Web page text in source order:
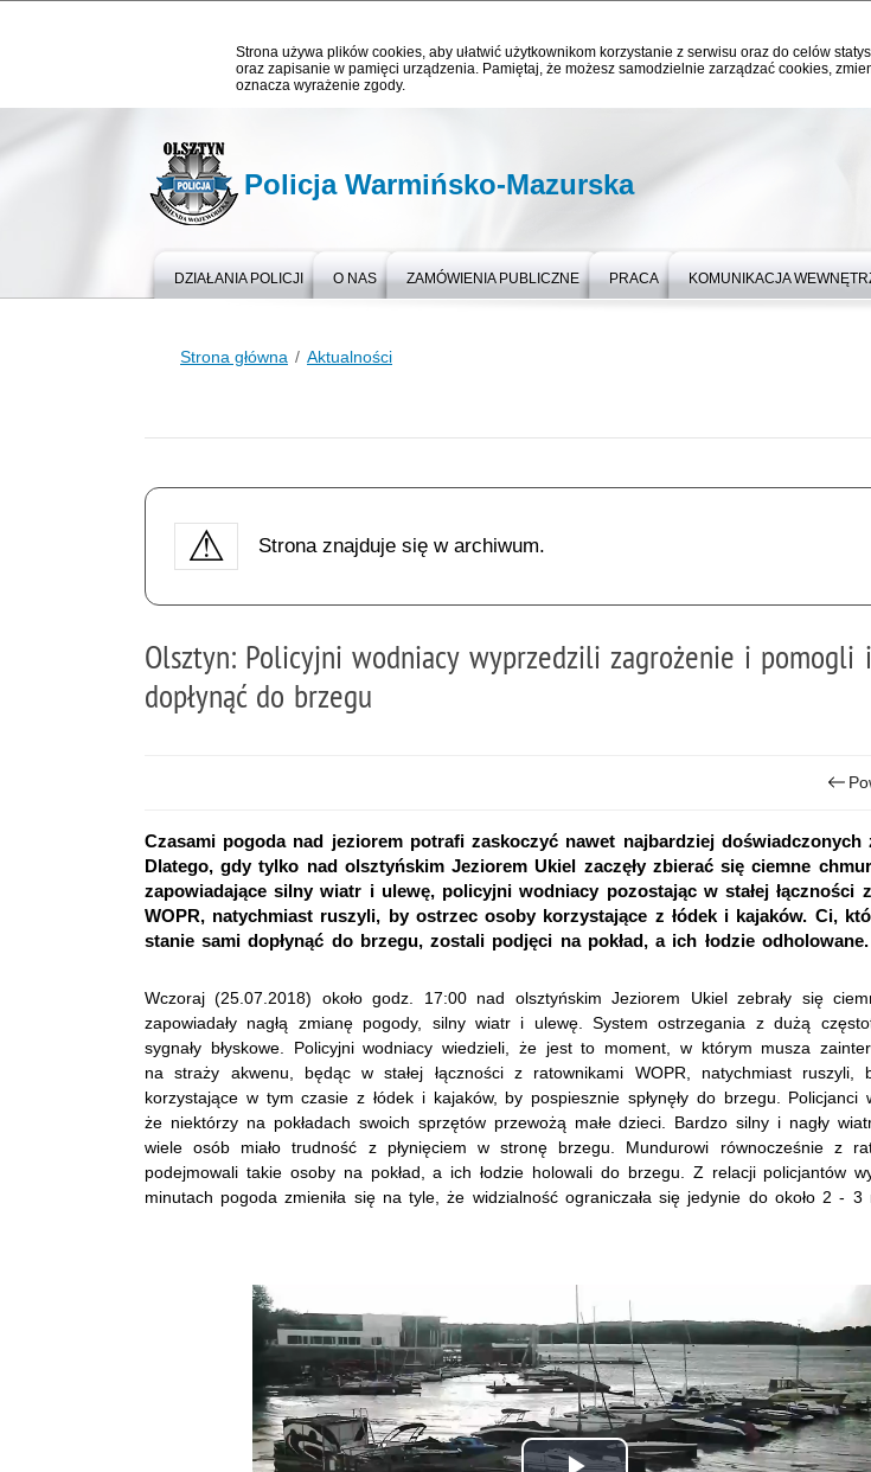
Strona używa plików cookies, aby ułatwić użytkownikom korzystanie z serwisu oraz do celów
oraz zapisanie w pamięci urządzenia. Pamiętaj, że możesz samodzielnie zarządzać cookies,
oznacza wyrażenie zgody.
Policja Warmińsko-Mazurska
DZIAŁANIA POLICJI O NAS ZAMÓWIENIA PUBLICZNE PRACA KOMUNIKACJA
Strona główna Aktualności
Strona znajduje się w archiwum.
Olsztyn: Policyjni wodniacy wyprzedzili zagrożenie i pomogli
dopłynąć do brzegu
Czasami pogoda nad jeziorem potrafi zaskoczyć nawet najbardziej doświadczonych
Dlatego, gdy tylko nad olsztyńskim Jeziorem Ukiel zaczęły zbierać się ciemne
zapowiadające silny wiatr i ulewę, policyjni wodniacy pozostając w stałej łączności
WOPR, natychmiast ruszyli, by ostrzec osoby korzystające z łódek i kajaków. Ci,
stanie sami dopłynąć do brzegu, zostali podjęci na pokład, a ich łodzie odholowane.
Wczoraj (25.07.2018) około godz. 17:00 nad olsztyńskim Jeziorem Ukiel zebrały się
zapowiadały nagłą zmianę pogody, silny wiatr i ulewę. System ostrzegania z dużą
sygnały błyskowe. Policyjni wodniacy wiedzieli, że jest to moment, w którym musza
na straży akwenu, będąc w stałej łączności z ratownikami WOPR, natychmiast ruszyli,
korzystające w tym czasie z łódek i kajaków, by pospiesznie spłynęły do brzegu. Policjanci
że niektórzy na pokładach swoich sprzętów przewożą małe dzieci. Bardzo silny i nagły
wiele osób miało trudność z płynięciem w stronę brzegu. Mundurowi równocześnie z
podejmowali takie osoby na pokład, a ich łodzie holowali do brzegu. Z relacji policjantów
minutach pogoda zmieniła się na tyle, że widzialność ograniczała się jedynie do około 2 - 3